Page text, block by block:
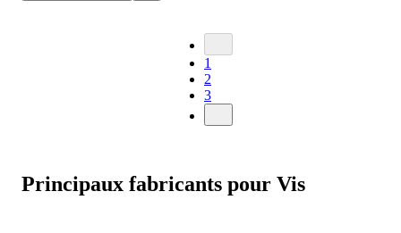
1
2
3
Principaux fabricants pour Vis